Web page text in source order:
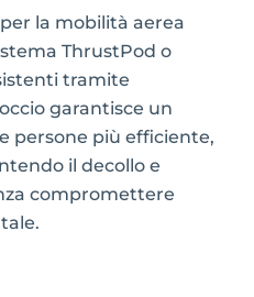
la mobilità aerea
ThrustPod o
tramite
garantisce un
persone più efficiente,
il decollo e
compromettere